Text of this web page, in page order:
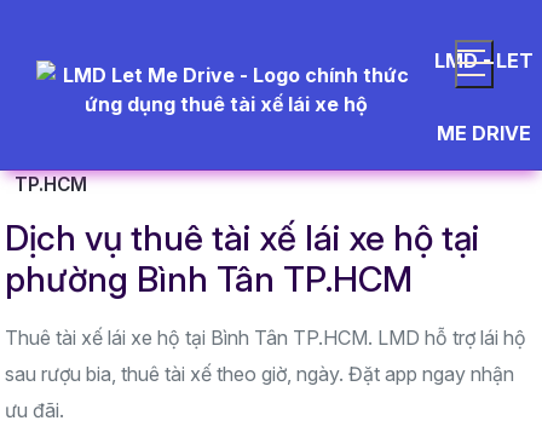
LMD - LET
ME DRIVE
TP.HCM
Dịch vụ thuê tài xế lái xe hộ tại
phường Bình Tân TP.HCM
Thuê tài xế lái xe hộ tại Bình Tân TP.HCM. LMD hỗ trợ lái hộ
sau rượu bia, thuê tài xế theo giờ, ngày. Đặt app ngay nhận
ưu đãi.